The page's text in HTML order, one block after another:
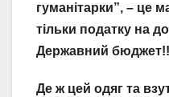
гуманітарки”, – це
тільки податку на
Державний
Де ж цей одяг та